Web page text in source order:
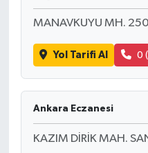
MANAVKUYU MH.
Yol Tarifi Al 0
Ankara Eczanesi
KAZIM DİRİK MAH.